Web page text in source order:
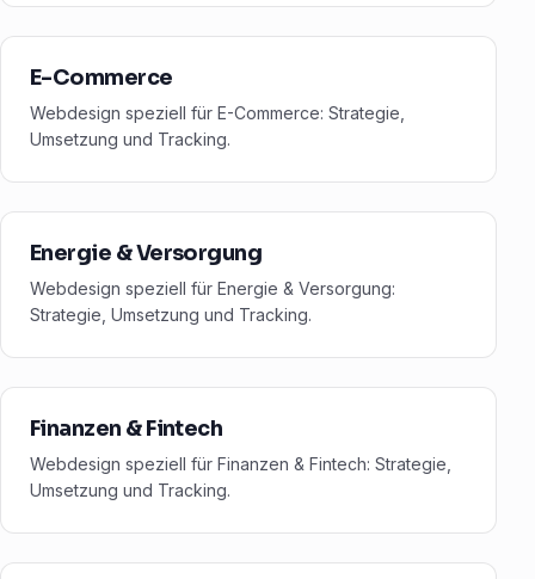
E-Commerce
Webdesign speziell für E-Commerce: Strategie,
Umsetzung und Tracking.
Energie & Versorgung
Webdesign speziell für Energie & Versorgung:
Strategie, Umsetzung und Tracking.
Finanzen & Fintech
Webdesign speziell für Finanzen & Fintech: Strategie,
Umsetzung und Tracking.